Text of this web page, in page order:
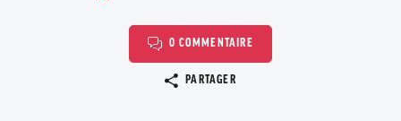
0 COMMENTAIRE
PARTAGER